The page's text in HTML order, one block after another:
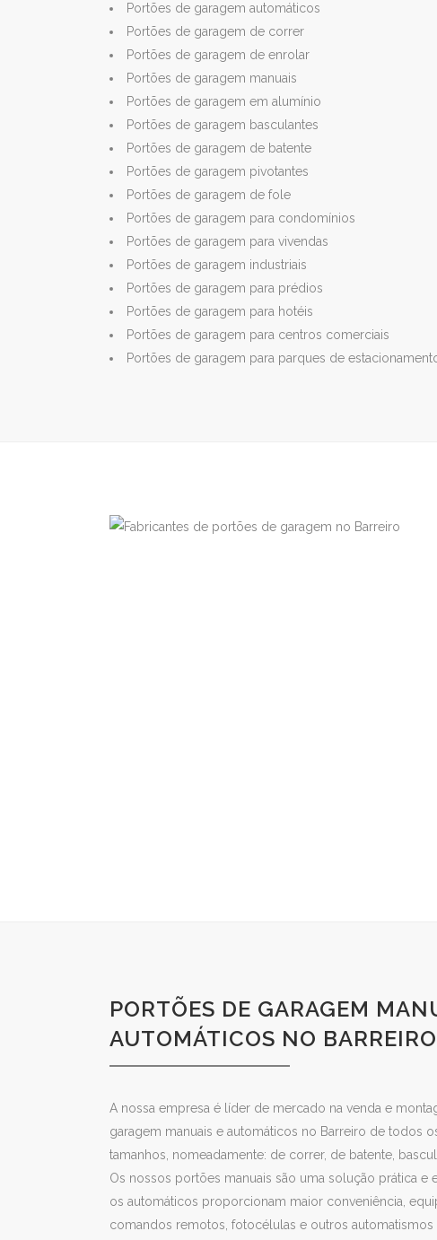
Portões de garagem automáticos
Portões de garagem de correr
Portões de garagem de enrolar
Portões de garagem manuais
Portões de garagem em alumínio
Portões de garagem basculantes
Portões de garagem de batente
Portões de garagem pivotantes
Portões de garagem de fole
Portões de garagem para condomínios
Portões de garagem para vivendas
Portões de garagem industriais
Portões de garagem para prédios
Portões de garagem para hotéis
Portões de garagem para centros comerciais
Portões de garagem para parques de
PORTÕES DE GARAGEM
AUTOMÁTICOS NO BARREIRO
A nossa empresa é líder de mercado na venda e
garagem manuais e automáticos no Barreiro de todos
tamanhos, nomeadamente: de correr, de batente,
Os nossos portões manuais são uma solução prática e
os automáticos proporcionam maior conveniência,
comandos remotos, fotocélulas e outros